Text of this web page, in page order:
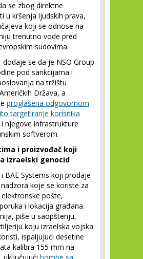
se zbog direktne
u kršenja ljudskih prava,
koji se odnose na
trenutno vode pred
sudovima.
dodaje se da je NSO Group
pod sankcijama i
na tržištu
Država, a
proglašena odgovornom
targetiranje korisnika
i njegove infrastrukture
softverom.
i proizvođač koji
izraelski genocid
BAE Systems koji prodaje
koje se koriste za
pošte,
i lokacija građana.
piše u saopštenju,
koju izraelska vojska
ispaljujući desetine
kalibra 155 mm na